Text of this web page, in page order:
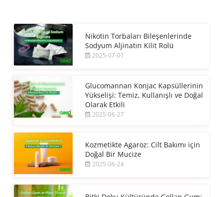
Nikotin Torbaları Bileşenlerinde
Sodyum Aljinatın Kilit Rolü
2025-07-01
Glucomannan Konjac Kapsüllerinin
Yükselişi: Temiz, Kullanışlı ve Doğal
Olarak Etkili
2025-06-27
Kozmetikte Agaroz: Cilt Bakımı için
Doğal Bir Mucize
2025-06-24